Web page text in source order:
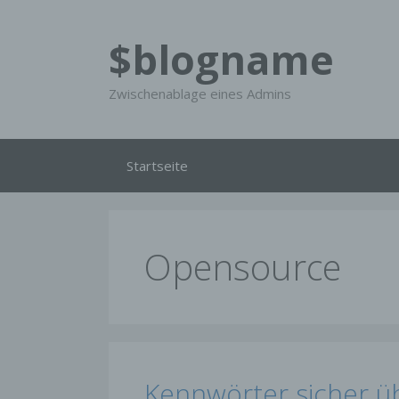
$blogname
Zwischenablage eines Admins
Startseite
Opensource